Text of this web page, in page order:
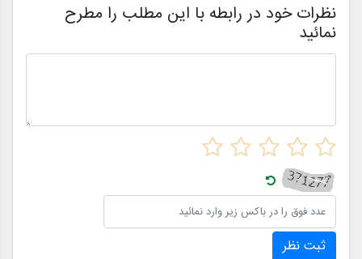
نظرات خود در رابطه با این مطلب را مطرح
نمائید
ثبت نظر